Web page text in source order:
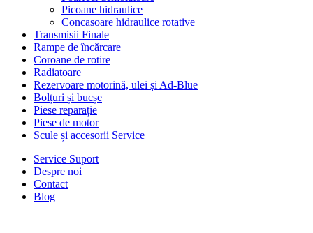
Picoane hidraulice
Concasoare hidraulice rotative
Transmisii Finale
Rampe de încărcare
Coroane de rotire
Radiatoare
Rezervoare motorină, ulei și Ad-Blue
Bolțuri și bucșe
Piese reparație
Piese de motor
Scule și accesorii Service
Service Suport
Despre noi
Contact
Blog